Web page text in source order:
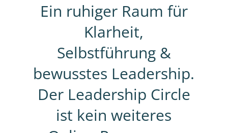
Ein ruhiger Raum für
Klarheit,
Selbstführung &
bewusstes Leadership.
Der Leadership Circle
ist kein weiteres